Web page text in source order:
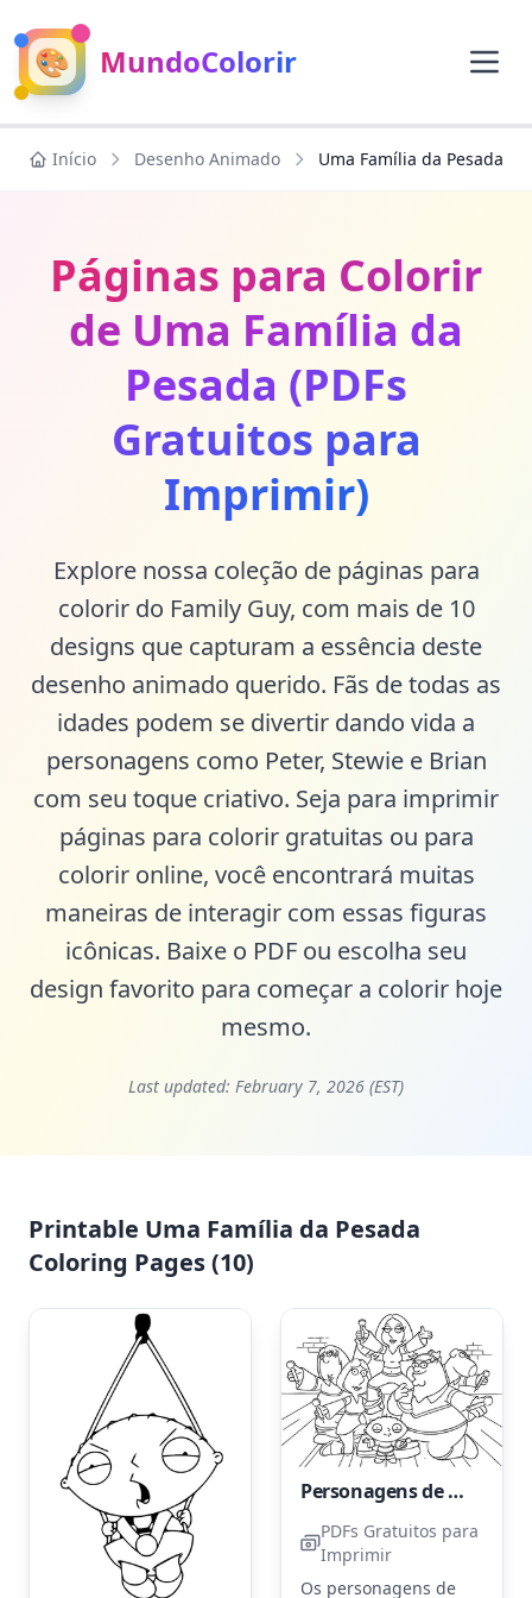
🎨 MundoColorir
Início Desenho Animado Uma Família da Pesada
Páginas para Colorir
de Uma Família da
Pesada (PDFs
Gratuitos para
Imprimir)
Explore nossa coleção de páginas para
colorir do Family Guy, com mais de 10
designs que capturam a essência deste
desenho animado querido. Fãs de todas as
idades podem se divertir dando vida a
personagens como Peter, Stewie e Brian
com seu toque criativo. Seja para imprimir
páginas para colorir gratuitas ou para
colorir online, você encontrará muitas
maneiras de interagir com essas figuras
icônicas. Baixe o PDF ou escolha seu
design favorito para começar a colorir hoje
mesmo.
Last updated: February 7, 2026 (EST)
Printable Uma Família da Pesada
Coloring Pages (10)
Personagens de Family Guy
PDFs Gratuitos para
Imprimir
Os personagens de